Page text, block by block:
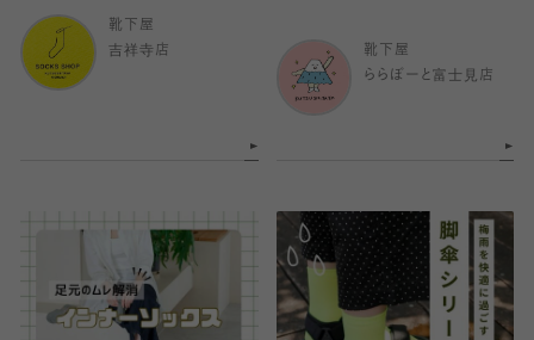
靴下屋
吉祥寺店
靴下屋
ららぽーと富士見店